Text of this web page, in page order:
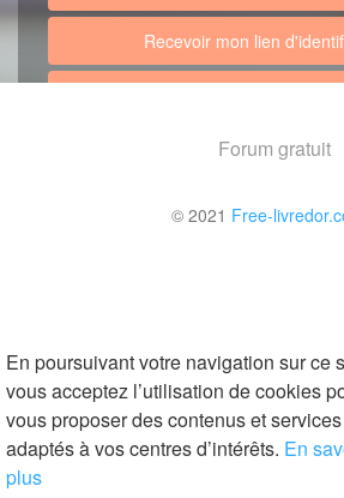
En poursuivant votre navigation sur ce
vous acceptez l’utilisation de cookies
vous proposer des contenus et services
adaptés à vos centres d’intérêts. En
plus
Recevoir mon lien
Forum gratuit
© 2021 Free-